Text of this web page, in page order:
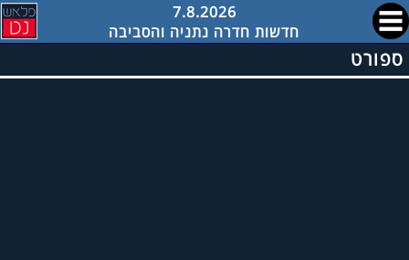
7.8.2026
חדשות חדרה נתניה והסביבה
ספורט